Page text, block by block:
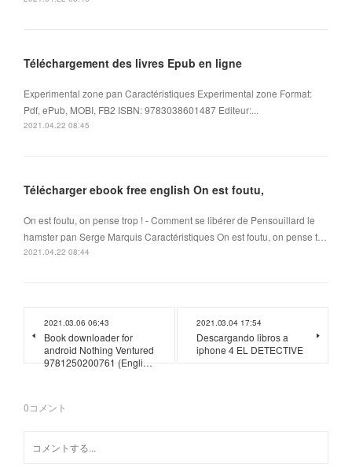
Téléchargement des livres Epub en ligne
Experimental zone pan Caractéristiques Experimental zone Format:
Pdf, ePub, MOBI, FB2 ISBN: 9783038601487 Editeur:...
2021.04.22 08:45
Télécharger ebook free english On est foutu,
On est foutu, on pense trop ! - Comment se libérer de Pensouillard le
hamster pan Serge Marquis Caractéristiques On est foutu, on pense t…
2021.04.22 08:44
2021.03.06 06:43
Book downloader for
android Nothing Ventured
9781250200761 (Engli…
2021.03.04 17:54
Descargando libros a
iphone 4 EL DETECTIVE
0コメント